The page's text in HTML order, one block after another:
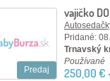
Predaj
vajičko
Pridané:
Trnavský
Používané
250,00 €